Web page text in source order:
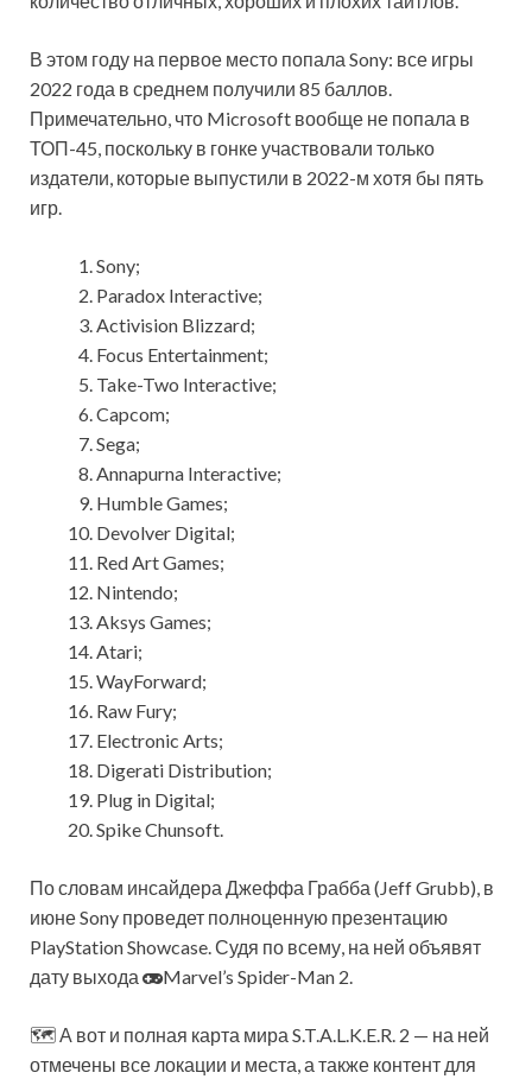
В этом году на первое место попала Sony: все игры
2022 года в среднем получили 85 баллов.
Примечательно, что Microsoft вообще не попала в
ТОП-45, поскольку в гонке участвовали только
издатели, которые выпустили в 2022-м хотя бы пять
игр.
Sony;
Paradox Interactive;
Activision Blizzard;
Focus Entertainment;
Take-Two Interactive;
Capcom;
Sega;
Annapurna Interactive;
Humble Games;
Devolver Digital;
Red Art Games;
Nintendo;
Aksys Games;
Atari;
WayForward;
Raw Fury;
Electronic Arts;
Digerati Distribution;
Plug in Digital;
Spike Chunsoft.
По словам инсайдера Джеффа Грабба (Jeff Grubb), в
июне Sony проведет полноценную презентацию
PlayStation Showcase. Судя по всему, на ней объявят
дату выхода
Marvel’s Spider-Man 2.
🗺 А вот и полная карта мира S.T.A.L.K.E.R. 2 — на ней
отмечены все локации и места, а также контент для